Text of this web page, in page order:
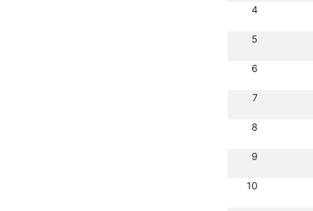
4
5
6
7
8
9
10